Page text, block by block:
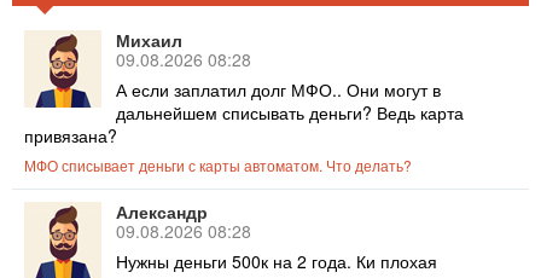
Михаил
09.08.2026 08:28
А если заплатил долг МФО.. Они могут в
дальнейшем списывать деньги? Ведь карта
привязана?
МФО списывает деньги с карты автоматом. Что делать?
Александр
09.08.2026 08:28
Нужны деньги 500к на 2 года. Ки плохая